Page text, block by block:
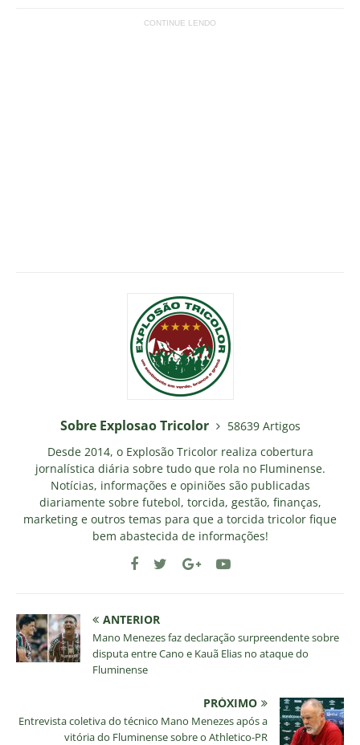
CONTINUE LENDO
Sobre Explosao Tricolor
58639 Artigos
Desde 2014, o Explosão Tricolor realiza cobertura
jornalística diária sobre tudo que rola no Fluminense.
Notícias, informações e opiniões são publicadas
diariamente sobre futebol, torcida, gestão, finanças,
marketing e outros temas para que a torcida tricolor fique
bem abastecida de informações!
ANTERIOR
Mano Menezes faz declaração surpreendente sobre
disputa entre Cano e Kauã Elias no ataque do
Fluminense
PRÓXIMO
Entrevista coletiva do técnico Mano Menezes após a
vitória do Fluminense sobre o Athletico-PR